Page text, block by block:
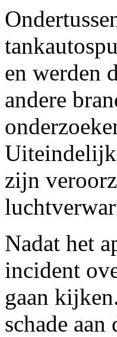
en werden
andere
Uiteindelijk
zijn
Nadat het
incident
gaan
schade